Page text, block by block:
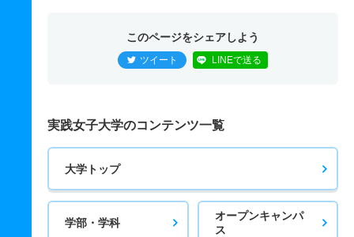
このページをシェアしよう
ツイート LINEで送る
実践女子大学のコンテンツ一覧
大学トップ
学部・学科
オープンキャンパ
ス